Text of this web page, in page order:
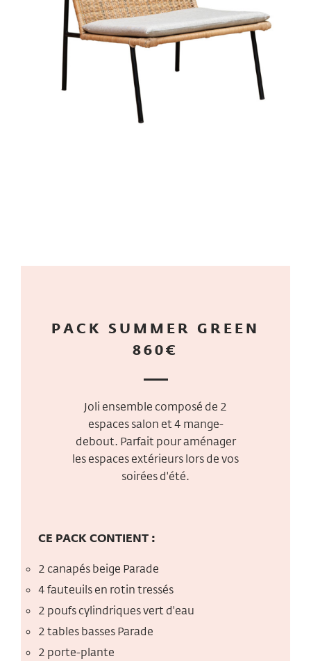
PACK SUMMER GREEN
860€
Joli ensemble composé de 2
espaces salon et 4 mange-
debout. Parfait pour aménager
les espaces extérieurs lors de vos
soirées d'été.
CE PACK CONTIENT :
2 canapés beige Parade
4 fauteuils en rotin tressés
2 poufs cylindriques vert d'eau
2 tables basses Parade
2 porte-plante